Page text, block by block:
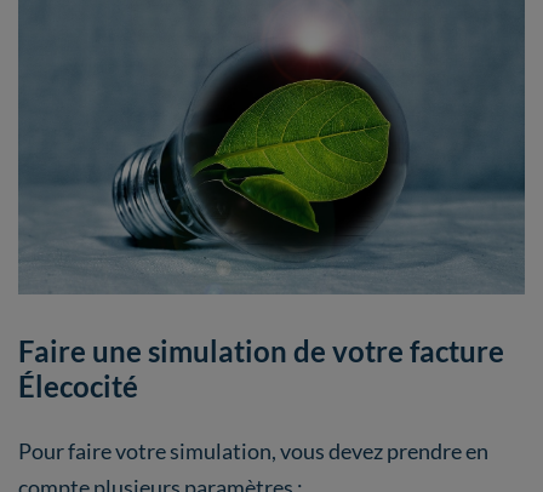
Faire une simulation de votre facture
Élecocité
Pour faire votre simulation, vous devez prendre en